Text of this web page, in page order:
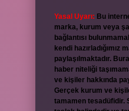
Yasal Uyarı: Bu
marka, kurum veya
bağlantısı
kendi hazırladığımız
paylaşılmaktadır.
haber niteliği
ve kişiler hakkında
Gerçek kurum ve
tamamen tesadüfidir.